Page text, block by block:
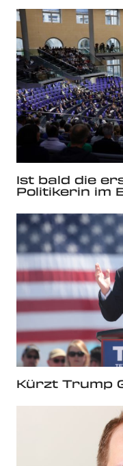
Ist bald die
Politikerin im
Kürzt Trump